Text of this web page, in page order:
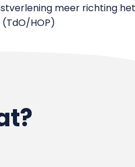
meer richting
HOP)